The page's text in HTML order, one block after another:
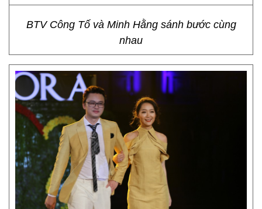
BTV Công Tố và Minh Hằng sánh bước cùng
nhau